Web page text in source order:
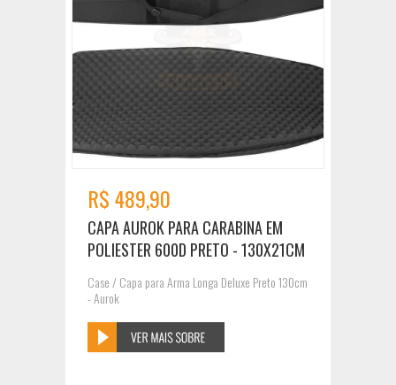
R$ 489,90
CAPA AUROK PARA CARABINA EM
POLIESTER 600D PRETO - 130X21CM
Case / Capa para Arma Longa Deluxe Preto 130cm
- Aurok